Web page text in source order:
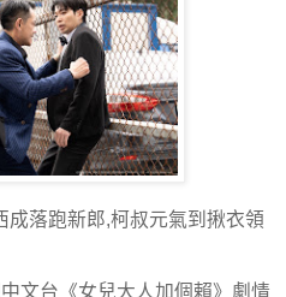
成落跑新郎,柯叔元氣到揪衣領
文台《女兒大人加個賴》劇情